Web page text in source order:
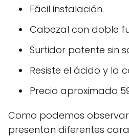
Fácil instalación.
Cabezal con doble
Surtidor potente sin
Resiste el ácido y la
Precio aproximado
Como podemos
presentan diferentes